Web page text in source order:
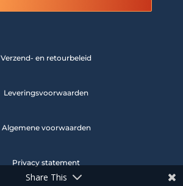
Verzend- en retourbeleid
Leveringsvoorwaarden
Algemene voorwaarden
Privacy statement
Share This